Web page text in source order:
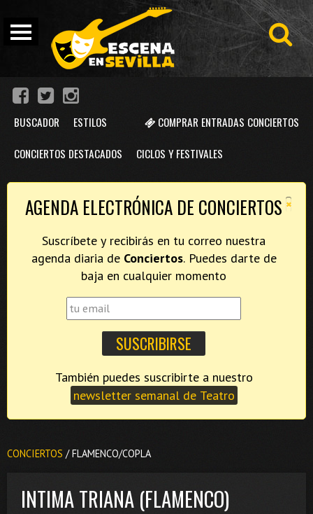
COMPRAR ENTRADAS CONCIERTOS
BUSCADOR ESTILOS
CONCIERTOS DESTACADOS CICLOS Y FESTIVALES
×
AGENDA ELECTRÓNICA DE CONCIERTOS
Suscríbete y recibirás en tu correo nuestra
agenda diaria de Conciertos. Puedes darte de
baja en cualquier momento
newsletter semanal de Teatro
CONCIERTOS / FLAMENCO/COPLA
INTIMA TRIANA (FLAMENCO)